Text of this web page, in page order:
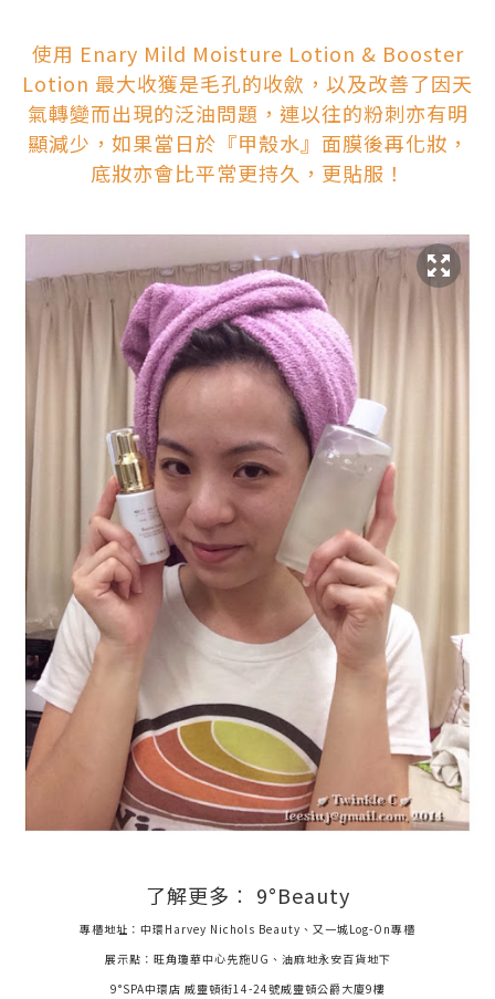
使用 Enary Mild Moisture Lotion & Booster
Lotion 最大收獲是毛孔的收歛，以及改善了因天
氣轉變而出現的泛油問題，連以往的粉刺亦有明
顯減少，如果當日於『甲殼水』面膜後再化妝，
底妝亦會比平常更持久，更貼服！
了解更多︰ 9°Beauty
專櫃地址：中環Harvey Nichols Beauty、又一城Log-On專櫃
展示點：旺角瓊華中心先施UG、油麻地永安百貨地下
9°SPA中環店 威靈頓街14-24號威靈頓公爵大廈9樓